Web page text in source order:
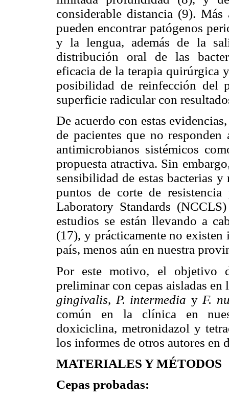
considerable distancia (9).
pueden encontrar patógenos
y la lengua, además de la
distribución oral de las
eficacia de la terapia quirúrgica
posibilidad de reinfección del
superficie radicular con
De acuerdo con estas
de pacientes que no
antimicrobianos sistémicos
propuesta atractiva. Sin
sensibilidad de estas bacterias
puntos de corte de
Laboratory Standards
estudios se están llevando a
(17), y prácticamente no existen
país, menos aún en nuestra
Por este motivo, el objetivo
preliminar con cepas aisladas
gingivalis, P. intermedia y F.
común en la clínica en
doxiciclina, metronidazol y
los informes de otros autores en
MATERIALES Y MÉTODOS
Cepas probadas: